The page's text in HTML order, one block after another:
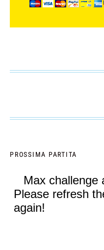
PROSSIMA PARTITA